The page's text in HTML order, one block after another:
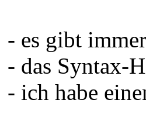
- es gibt
- das Syntax-
- ich habe